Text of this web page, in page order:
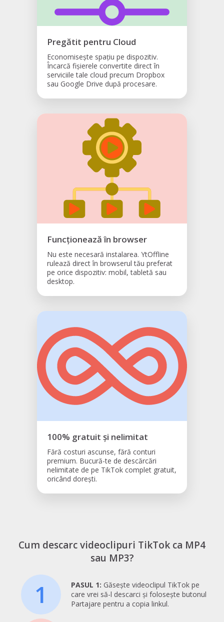
Pregătit pentru Cloud
Economisește spațiu pe dispozitiv.
Încarcă fișierele convertite direct în
serviciile tale cloud precum Dropbox
sau Google Drive după procesare.
Funcționează în browser
Nu este necesară instalarea. YtOffline
rulează direct în browserul tău preferat
pe orice dispozitiv: mobil, tabletă sau
desktop.
100% gratuit și nelimitat
Fără costuri ascunse, fără conturi
premium. Bucură-te de descărcări
nelimitate de pe TikTok complet gratuit,
oricând dorești.
Cum descarc videoclipuri TikTok ca MP4
sau MP3?
1 PASUL 1: Găsește videoclipul TikTok pe
care vrei să-l descarci și folosește butonul
Partajare pentru a copia linkul.